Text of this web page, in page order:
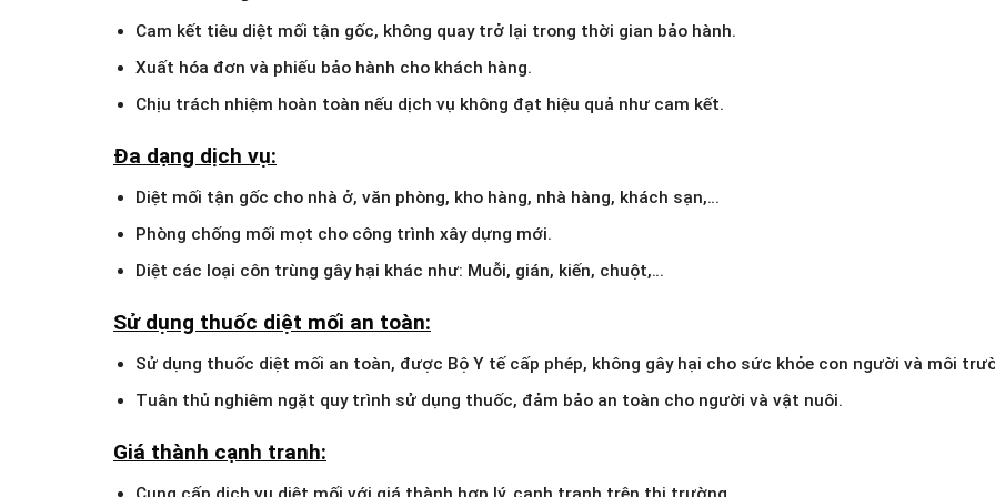
Cam kết tiêu diệt mối tận gốc, không quay trở lại trong thời gian bảo hành.
Xuất hóa đơn và phiếu bảo hành cho khách hàng.
Chịu trách nhiệm hoàn toàn nếu dịch vụ không đạt hiệu quả như cam kết.
Đa dạng dịch vụ:
Diệt mối tận gốc cho nhà ở, văn phòng, kho hàng, nhà hàng, khách sạn,…
Phòng chống mối mọt cho công trình xây dựng mới.
Diệt các loại côn trùng gây hại khác như: Muỗi, gián, kiến, chuột,…
Sử dụng thuốc diệt mối an toàn:
Sử dụng thuốc diệt mối an toàn, được Bộ Y tế cấp phép, không gây hại cho sức khỏe con người và môi
Tuân thủ nghiêm ngặt quy trình sử dụng thuốc, đảm bảo an toàn cho người và vật nuôi.
Giá thành cạnh tranh: